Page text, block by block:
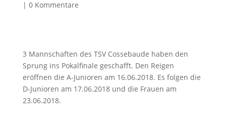
| 0 Kommentare
3 Mannschaften des TSV Cossebaude haben den
Sprung ins Pokalfinale geschafft. Den Reigen
eröffnen die A-Junioren am 16.06.2018. Es folgen die
D-Junioren am 17.06.2018 und die Frauen am
23.06.2018.